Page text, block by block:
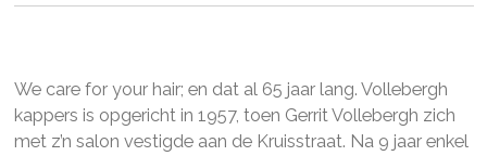
We care for your hair; en dat al 65 jaar lang. Vollebergh
kappers is opgericht in 1957, toen Gerrit Vollebergh zich
met z’n salon vestigde aan de Kruisstraat. Na 9 jaar enkel